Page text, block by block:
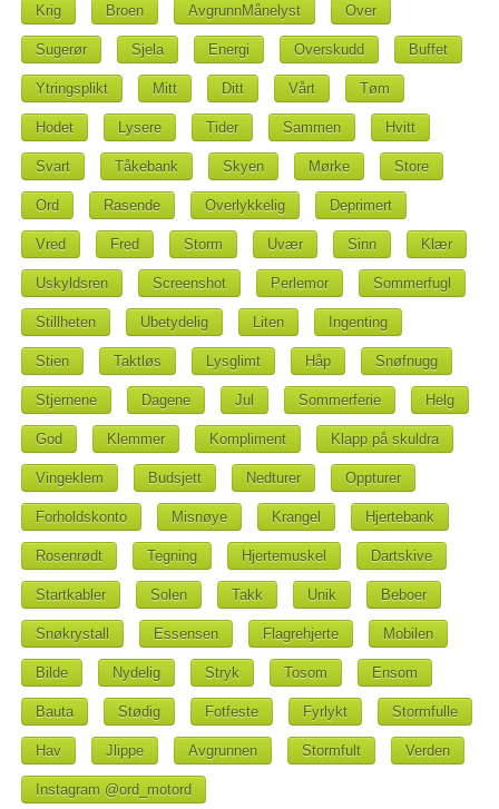
Krig Broen AvgrunnMånelyst Over
Sugerør Sjela Energi Overskudd Buffet
Ytringsplikt Mitt Ditt Vårt Tøm
Hodet Lysere Tider Sammen Hvitt
Svart Tåkebank Skyen Mørke Store
Ord Rasende Overlykkelig Deprimert
Vred Fred Storm Uvær Sinn Klær
Uskyldsren Screenshot Perlemor Sommerfugl
Stillheten Ubetydelig Liten Ingenting
Stien Taktløs Lysglimt Håp Snøfnugg
Stjernene Dagene Jul Sommerferie Helg
God Klemmer Kompliment Klapp på skuldra
Vingeklem Budsjett Nedturer Oppturer
Forholdskonto Misnøye Krangel Hjertebank
Rosenrødt Tegning Hjertemuskel Dartskive
Startkabler Solen Takk Unik Beboer
Snøkrystall Essensen Flagrehjerte Mobilen
Bilde Nydelig Stryk Tosom Ensom
Bauta Stødig Fotfeste Fyrlykt Stormfulle
Hav Jlippe Avgrunnen Stormfult Verden
Instagram @ord_motord